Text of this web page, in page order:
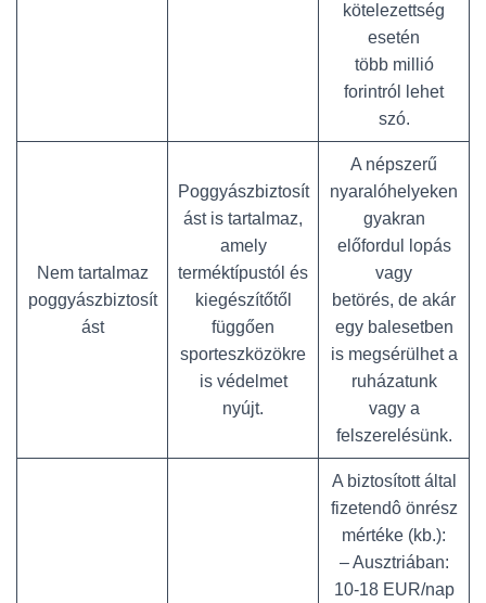
kötelezettség
esetén
több millió
forintról lehet
szó.
Nem tartalmaz
poggyászbiztosít
ást
Poggyászbiztosít
ást is tartalmaz,
amely
terméktípustól és
kiegészítőtől
függően
sporteszközökre
is védelmet
nyújt.
A népszerű
nyaralóhelyeken
gyakran
előfordul lopás
vagy
betörés, de akár
egy balesetben
is megsérülhet a
ruházatunk
vagy a
felszerelésünk.
A biztosított által
fizetendô önrész
mértéke (kb.):
– Ausztriában:
10-18 EUR/nap